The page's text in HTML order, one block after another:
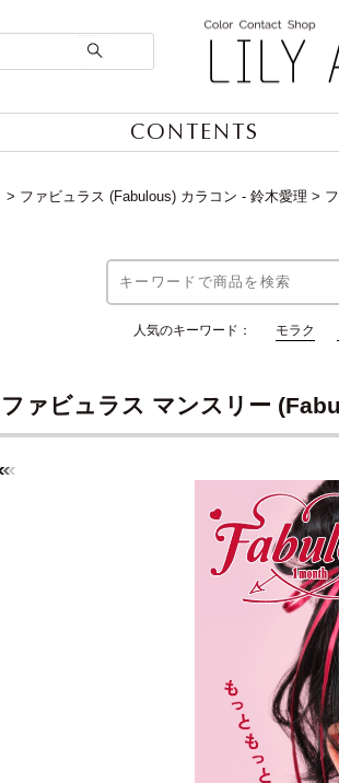
CONTENTS
ファビュラス (Fabulous) カラコン - 鈴木愛理
人気のキーワード： モラク
ファビュラス マンスリー